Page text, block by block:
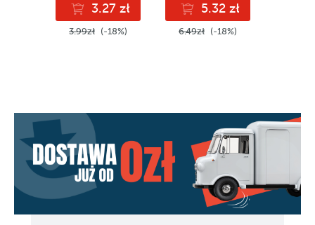
3.27 zł
3.99zł (-18%)
5.32 zł
6.49zł (-18%)